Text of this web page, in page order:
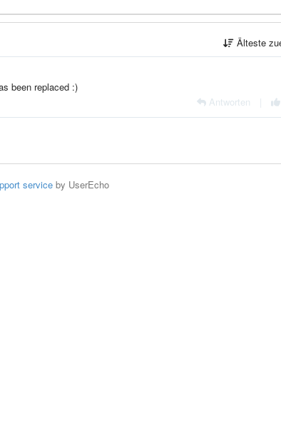
Älteste
been replaced :)
Antworten
serviceby UserEcho